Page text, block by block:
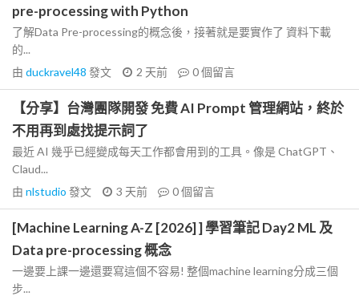
pre-processing with Python
了解Data Pre-processing的概念後，接著就是要實作了 資料下載
的...
由 duckravel48 發文 2 天前 0個留言
【分享】台灣團隊開發 免費 AI Prompt 管理網站，終於
不用再到處找提示詞了
最近 AI 幾乎已經變成每天工作都會用到的工具。像是 ChatGPT、
Claud...
由 nlstudio 發文 3 天前 0個留言
[Machine Learning A-Z [2026] ] 學習筆記 Day2 ML 及
Data pre-processing 概念
一邊要上課一邊還要寫這個不容易! 整個machine learning分成三個
步...